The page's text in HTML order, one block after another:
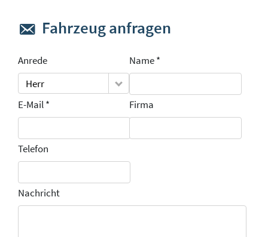
Fahrzeug anfragen
Anrede
Herr
Name *
E-Mail * Firma
Telefon
Nachricht